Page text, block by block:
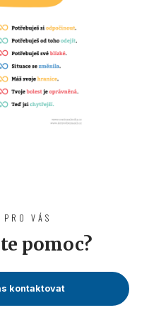
PRO VÁS
pomoc?
kontaktovat